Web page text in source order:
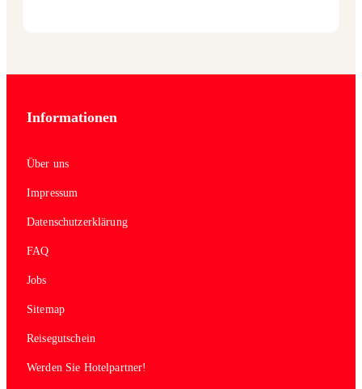
Informationen
Über uns
Impressum
Datenschutzerklärung
FAQ
Jobs
Sitemap
Reisegutschein
Werden Sie Hotelpartner!